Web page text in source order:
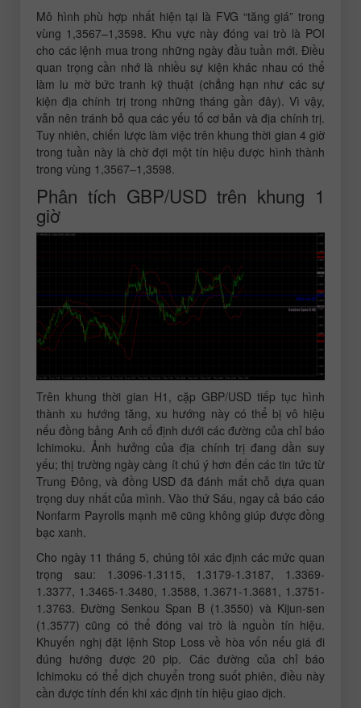
Mô hình phù hợp nhất hiện tại là FVG “tăng giá” trong
vùng 1,3567–1,3598. Khu vực này đóng vai trò là POI
cho các lệnh mua trong những ngày đầu tuần mới. Điều
quan trọng cần nhớ là nhiều sự kiện khác nhau có thể
làm lu mờ bức tranh kỹ thuật (chẳng hạn như các sự
kiện địa chính trị trong những tháng gần đây). Vì vậy,
vẫn nên tránh bỏ qua các yếu tố cơ bản và địa chính trị.
Tuy nhiên, chiến lược làm việc trên khung thời gian 4 giờ
trong tuần này là chờ đợi một tín hiệu được hình thành
trong vùng 1,3567–1,3598.
Phân tích GBP/USD trên khung 1
giờ
Trên khung thời gian H1, cặp GBP/USD tiếp tục hình
thành xu hướng tăng, xu hướng này có thể bị vô hiệu
nếu đồng bảng Anh cố định dưới các đường của chỉ báo
Ichimoku. Ảnh hưởng của địa chính trị đang dần suy
yếu; thị trường ngày càng ít chú ý hơn đến các tin tức từ
Trung Đông, và đồng USD đã đánh mất chỗ dựa quan
trọng duy nhất của mình. Vào thứ Sáu, ngay cả báo cáo
Nonfarm Payrolls mạnh mẽ cũng không giúp được đồng
bạc xanh.
Cho ngày 11 tháng 5, chúng tôi xác định các mức quan
trọng sau: 1.3096-1.3115, 1.3179-1.3187, 1.3369-
1.3377, 1.3465-1.3480, 1.3588, 1.3671-1.3681, 1.3751-
1.3763. Đường Senkou Span B (1.3550) và Kijun-sen
(1.3577) cũng có thể đóng vai trò là nguồn tín hiệu.
Khuyến nghị đặt lệnh Stop Loss về hòa vốn nếu giá đi
đúng hướng được 20 pip. Các đường của chỉ báo
Ichimoku có thể dịch chuyển trong suốt phiên, điều này
cần được tính đến khi xác định tín hiệu giao dịch.